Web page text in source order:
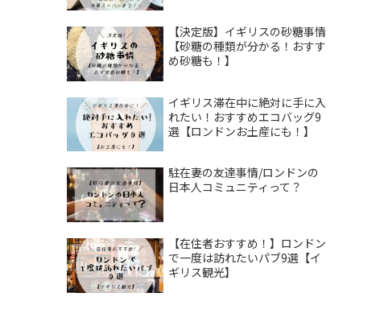
【決定版】イギリスの砂糖事情
【砂糖の種類が分かる！おすす
め砂糖も！】
イギリス滞在中に絶対に手に入
れたい！おすすめエコバッグ9
選【ロンドンお土産にも！】
駐在妻の友達事情/ロンドンの
日本人コミュニティって？
【在住者おすすめ！】ロンドン
で一度は訪れたいパブ9選【イ
ギリス観光】